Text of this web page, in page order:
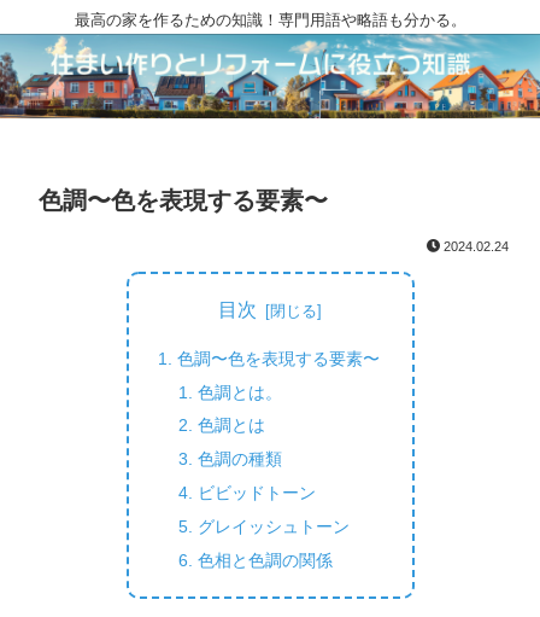
最高の家を作るための知識！専門用語や略語も分かる。
色調〜色を表現する要素〜
2024.02.24
目次
色調〜色を表現する要素〜
色調とは。
色調とは
色調の種類
ビビッドトーン
グレイッシュトーン
色相と色調の関係